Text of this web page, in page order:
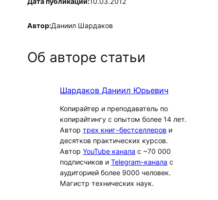
Автор:Даниил Шардаков
Об авторе статьи
Шардаков Даниил Юрьевич
Копирайтер и преподаватель по
копирайтингу с опытом более 14 лет.
Автортрех книг-бестселлеров и
десятков практических курсов.
АвторYouTube канала с ~70 000
подписчиков иTelegram-канала с
аудиторией более 9000 человек.
Магистр технических наук.